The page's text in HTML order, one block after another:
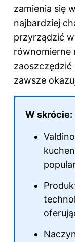
zamienia się
najbardziej
przyrządzić
równomierne
zaoszczędzić
zawsze
W skrócie: